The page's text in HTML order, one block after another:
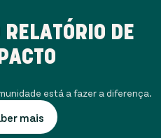
RELATÓRIO DE
está a fazer a diferença.
mais